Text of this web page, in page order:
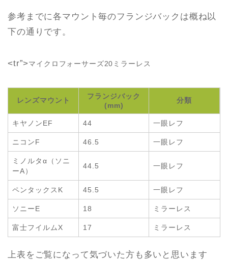
参考までに各マウント毎のフランジバックは概ね以
下の通りです。
<tr”>マイクロフォーサーズ20 ミラーレス
レンズマウント
フランジバック
(mm)
分類
キヤノンEF 44 一眼レフ
ニコンF 46.5 一眼レフ
ミノルタα（ソニ
ーA）
44.5 一眼レフ
ペンタックスK 45.5 一眼レフ
ソニーE 18 ミラーレス
富士フイルムX 17 ミラーレス
上表をご覧になって気づいた方も多いと思います